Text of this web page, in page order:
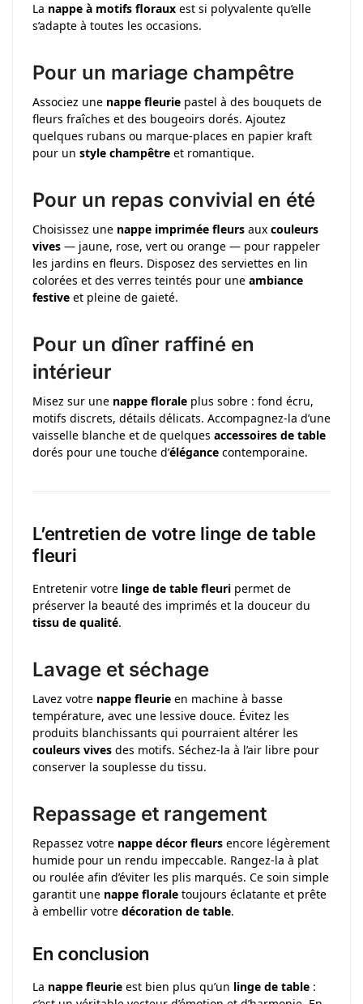
La nappe à motifs floraux est si polyvalente qu’elle
s’adapte à toutes les occasions.
Pour un mariage champêtre
Associez une nappe fleurie pastel à des bouquets de
fleurs fraîches et des bougeoirs dorés. Ajoutez
quelques rubans ou marque-places en papier kraft
pour un style champêtre et romantique.
Pour un repas convivial en été
Choisissez une nappe imprimée fleurs aux couleurs
vives — jaune, rose, vert ou orange — pour rappeler
les jardins en fleurs. Disposez des serviettes en lin
colorées et des verres teintés pour une ambiance
festive et pleine de gaieté.
Pour un dîner raffiné en
intérieur
Misez sur une nappe florale plus sobre : fond écru,
motifs discrets, détails délicats. Accompagnez-la d’une
vaisselle blanche et de quelques accessoires de table
dorés pour une touche d’élégance contemporaine.
L’entretien de votre linge de table
fleuri
Entretenir votre linge de table fleuri permet de
préserver la beauté des imprimés et la douceur du
tissu de qualité.
Lavage et séchage
Lavez votre nappe fleurie en machine à basse
température, avec une lessive douce. Évitez les
produits blanchissants qui pourraient altérer les
couleurs vives des motifs. Séchez-la à l’air libre pour
conserver la souplesse du tissu.
Repassage et rangement
Repassez votre nappe décor fleurs encore légèrement
humide pour un rendu impeccable. Rangez-la à plat
ou roulée afin d’éviter les plis marqués. Ce soin simple
garantit une nappe florale toujours éclatante et prête
à embellir votre décoration de table.
En conclusion
La nappe fleurie est bien plus qu’un linge de table :